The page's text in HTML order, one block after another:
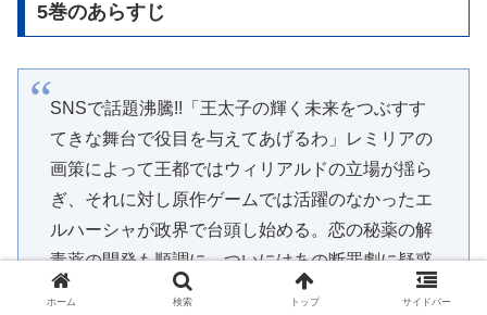
5巻のあらすじ
SNSで話題沸騰!!「王太子の輝く未来をつぶすす
てきな舞台で役目を与えてあげるわ」レミリアの
画策によって王都ではウィリアルドの立場が揺ら
ぎ、それに対し原作ゲームでは活躍のなかったエ
ルハーシャが政界で台頭し始める。恋の秘薬の解
毒薬の開発も順調に、ついにはあの断罪劇に疑惑
の声が上がることに……。描きおろしも収録！
ホーム 検索 トップ サイドバー